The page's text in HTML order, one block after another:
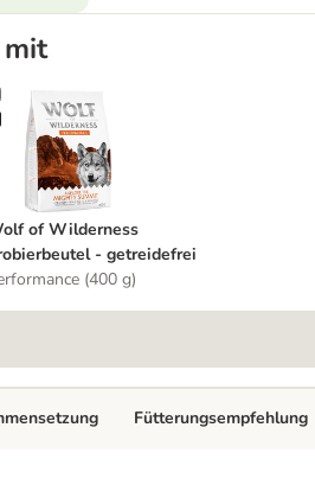
mit
für kleine Hunde
Wolf of Wilderness Probierbeutel -
of Wilderness
- getreidefrei
(400 g)
Fütterungsempfehlung